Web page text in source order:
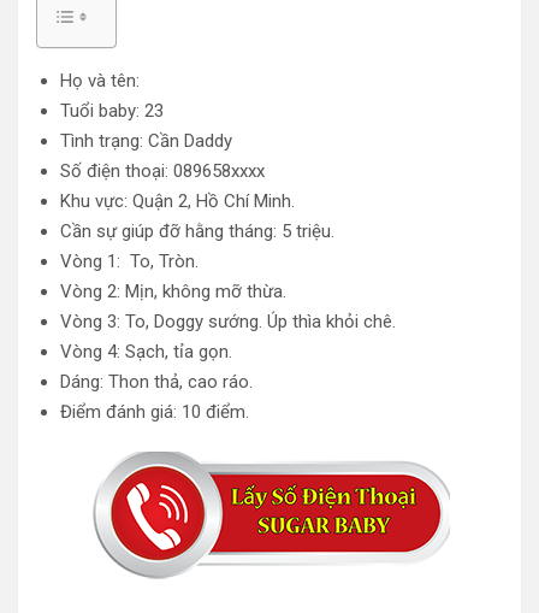
Họ và tên:
Tuổi baby: 23
Tình trạng: Cần Daddy
Số điện thoại: 089658xxxx
Khu vực: Quận 2, Hồ Chí Minh.
Cần sự giúp đỡ hằng tháng: 5 triệu.
Vòng 1: To, Tròn.
Vòng 2: Mịn, không mỡ thừa.
Vòng 3: To, Doggy sướng. Úp thìa khỏi chê.
Vòng 4: Sạch, tỉa gọn.
Dáng: Thon thả, cao ráo.
Điểm đánh giá: 10 điểm.